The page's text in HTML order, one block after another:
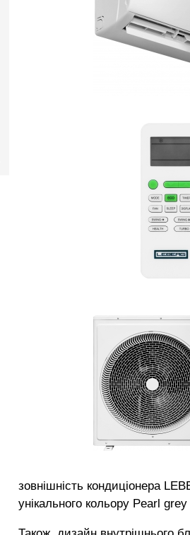
зовнішність кондиціонера
унікального кольору Pearl